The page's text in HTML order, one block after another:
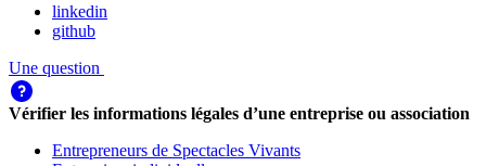
linkedin
github
Une question
Vérifier les informations légales d’une entreprise ou association
Entrepreneurs de Spectacles Vivants